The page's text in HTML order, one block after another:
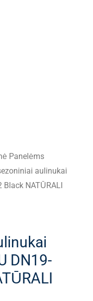
Panelėms
aulinukai
Black NATŪRALI
DN19-